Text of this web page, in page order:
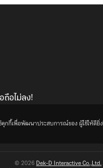
ถือไม่ลง!
© 2026 Dek-D Interactive Co.,Ltd.
กกี้เพื่อพัฒนาประสบการณ์ของ ผู้ใช้ให้ดียิ่